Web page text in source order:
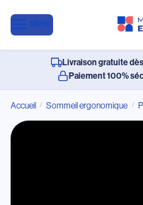
MENU
Livraison gratuite
Paiement 100%
Accueil / Sommeil ergonomique /